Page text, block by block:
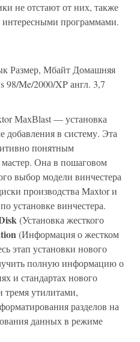
не отстают от них, также
интересными программами.
Размер, Мбайт Домашняя
98/Me/2000/XP англ. 3,7
МахВlast — установка
добавления в систему. Эта
понятным
Она в пошаговом
выбор модели винчестера
производства Maxtor и
установке винчестера.
(Установка жесткого
(Информация о жестком
этап установки нового
полную информацию о
и стандартах нового
тремя утилитами,
разделов на
данных в режиме